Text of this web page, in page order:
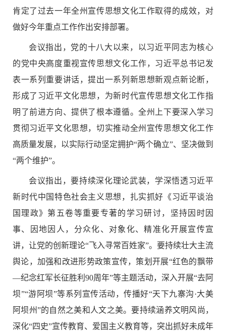
肯定了过去一年全州宣传思想文化工作取得的成效，对
做好今年重点工作作出安排部署。
会议指出，党的十八大以来，以习近平同志为核心
的党中央高度重视宣传思想文化工作，习近平总书记发
表一系列重要讲话，提出一系列新思想新观点新论断，
形成了习近平文化思想，为新时代宣传思想文化工作指
明了前进方向、提供了根本遵循。全州上下要深入学习
贯彻习近平文化思想，切实推动全州宣传思想文化工作
高质量发展，以实际行动坚定拥护“两个确立”、坚决做到
“两个维护”。
会议指出，要持续深化理论武装，学深悟透习近平
新时代中国特色社会主义思想，扎实抓好《习近平谈治
国理政》第五卷等重要专著的学习研讨，坚持因时因
事、因地因人，分众化、对象化、精准化开展宣传宣
讲，让党的创新理论“飞入寻常百姓家”。要持续壮大主流
舆论，加强和改进形势政策宣传，策划开展“红色的飘带
—纪念红军长征胜利90周年”等主题活动，深入开展“去阿
坝”“游阿坝”等系列宣传活动，传播好“天下九寨沟·大美
阿坝州”的自然之美和人文之美。要持续涵养文明风尚，
深化“四史”宣传教育、爱国主义教育等，突出抓好未成年